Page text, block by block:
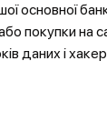
основної
покупки на
даних і